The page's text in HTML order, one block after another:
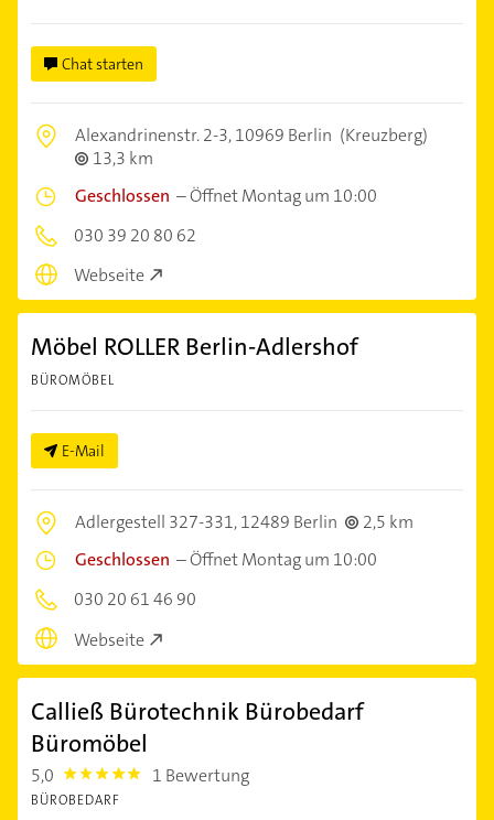
Chat starten
Alexandrinenstr. 2-3,10969 Berlin (Kreuzberg)
13,3 km
Geschlossen –Öffnet Montag um 10:00
030 39 20 80 62
Webseite
Möbel ROLLER Berlin-Adlershof
BÜROMÖBEL
E-Mail
Adlergestell 327-331,12489 Berlin
2,5 km
Geschlossen –Öffnet Montag um 10:00
030 20 61 46 90
Webseite
Calließ Bürotechnik Bürobedarf
Büromöbel
5,0 5.0 1 Bewertung
BÜROBEDARF